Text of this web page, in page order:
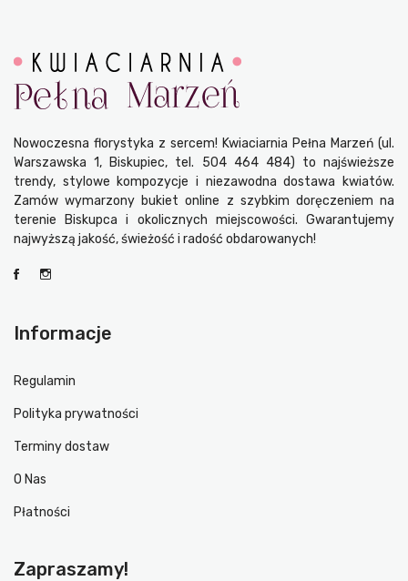
Nowoczesna florystyka z sercem! Kwiaciarnia Pełna Marzeń (ul.
Warszawska 1, Biskupiec, tel. 504 464 484) to najświeższe
trendy, stylowe kompozycje i niezawodna dostawa kwiatów.
Zamów wymarzony bukiet online z szybkim doręczeniem na
terenie Biskupca i okolicznych miejscowości. Gwarantujemy
najwyższą jakość, świeżość i radość obdarowanych!
Informacje
Regulamin
Polityka prywatności
Terminy dostaw
O Nas
Płatności
Zapraszamy!